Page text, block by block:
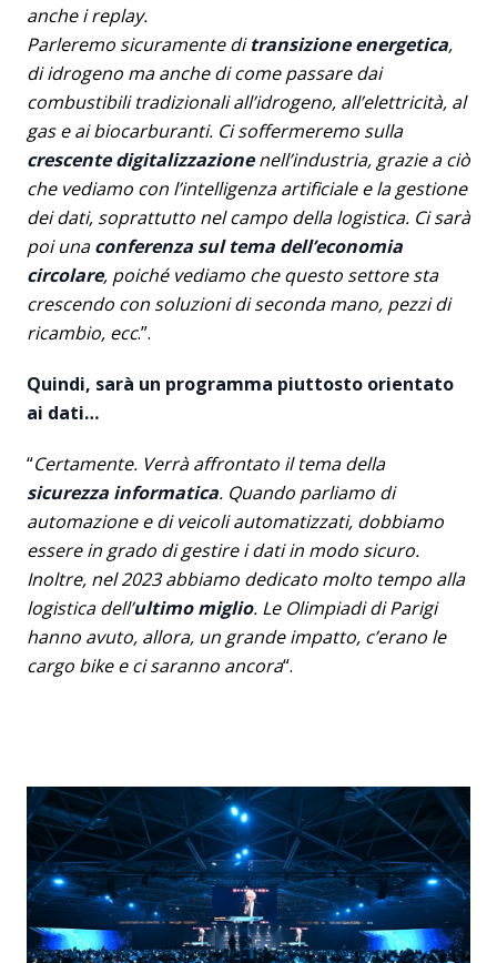
anche i replay.
Parleremo sicuramente ditransizione energetica,
di idrogeno ma anche di come passare dai
combustibili tradizionali all’idrogeno, all’elettricità, al
gas e ai biocarburanti. Ci soffermeremo sulla
crescente digitalizzazionenell’industria, grazie a ciò
che vediamo con l’intelligenza artificiale e la gestione
dei dati, soprattutto nel campo della logistica. Ci sarà
poi unaconferenza sul tema dell’economia
circolare, poiché vediamo che questo settore sta
crescendo con soluzioni di seconda mano, pezzi di
ricambio, ecc.”.
Quindi, sarà un programma piuttosto orientato
ai dati…
“Certamente. Verrà affrontato il tema della
sicurezza informatica. Quando parliamo di
automazione e di veicoli automatizzati, dobbiamo
essere in grado di gestire i dati in modo sicuro.
Inoltre, nel 2023 abbiamo dedicato molto tempo alla
logistica dell’ultimo miglio. Le Olimpiadi di Parigi
hanno avuto, allora, un grande impatto, c’erano le
cargo bike e ci saranno ancora“.